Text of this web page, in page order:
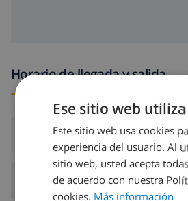
Horario de llegada y salida
Llegada:Desde 16:00
Salida:Antes de:
Ese sitio web
Este sitio web usa cookies
experiencia del usuario. Al
sitio web, usted acepta
de acuerdo con nuestra
cookies. Más información